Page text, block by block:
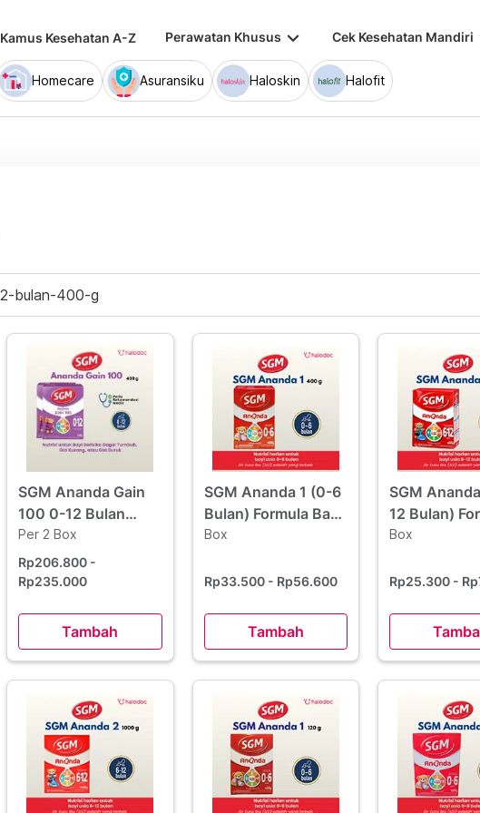
Kamus Kesehatan A-Z Perawatan Khusus keyboard_arrow_down Cek Kesehatan Mandiri
Homecare Asuransiku Haloskin Halofit
SGM Ananda Gain
100 0-12 Bulan
Susu Bubuk 400 g 2
Box - Hemat
Borongan
Per 2 Box
Rp206.800 -
Rp235.000
Tambah
SGM Ananda 1 (0-6
Bulan) Formula Bayi
Bubuk 400 g
Box
Rp33.500 - Rp56.600
Tambah
SGM
12 Bulan)
Bayi Bubuk
Box
Rp25.300 -